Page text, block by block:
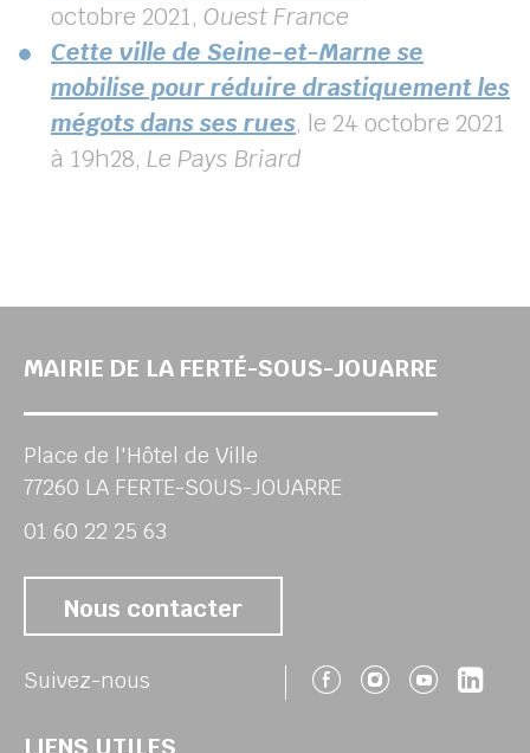
octobre 2021, Ouest France
Cette ville de Seine-et-Marne se
mobilise pour réduire drastiquement les
mégots dans ses rues, le 24 octobre 2021
à 19h28, Le Pays Briard
MAIRIE DE LA FERTÉ-SOUS-JOUARRE
Place de l'Hôtel de Ville
77260 LA FERTE-SOUS-JOUARRE
01 60 22 25 63
Nous contacter
Suivez-nous Suivez-nous
Suivez-